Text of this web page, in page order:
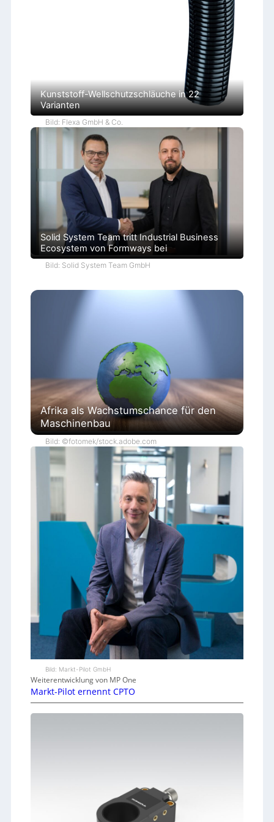
e
Kunststoff-Wellschutzschläuche in 22
Varianten
Bild: Flexa GmbH & Co.
Solid System Team tritt Industrial Business
Ecosystem von Formways bei
Bild: Solid System Team GmbH
Afrika als Wachstumschance für den
Maschinenbau
Bild: ©fotomek/stock.adobe.com
Bild: Markt-Pilot GmbH
Weiterentwicklung von MP One
Markt-Pilot ernennt CPTO